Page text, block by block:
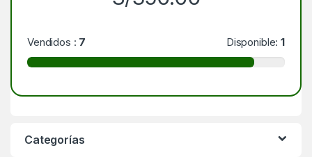
Vendidos : 7 Disponible:1
Categorías